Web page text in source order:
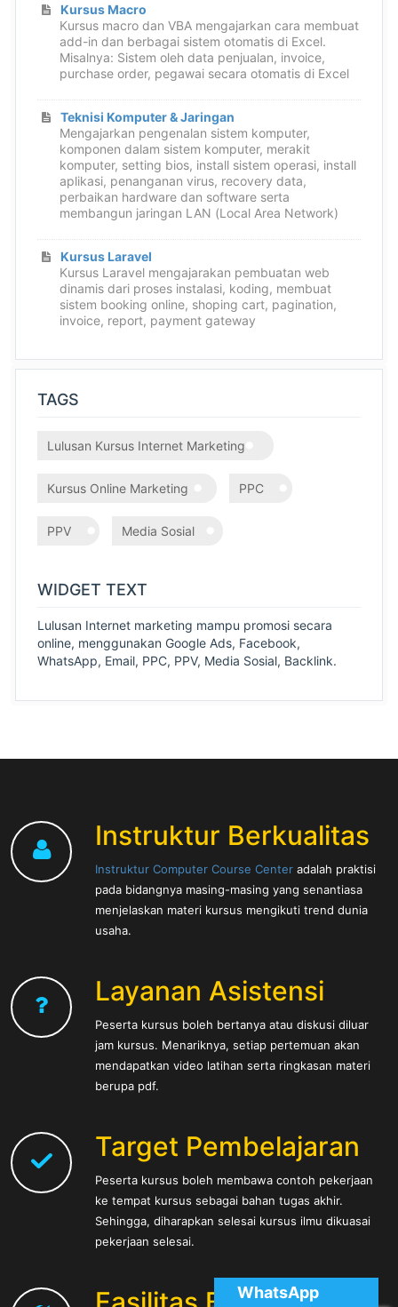
Kursus Macro
Kursus macro dan VBA mengajarkan cara membuat
add-in dan berbagai sistem otomatis di Excel.
Misalnya: Sistem oleh data penjualan, invoice,
purchase order, pegawai secara otomatis di Excel
Teknisi Komputer & Jaringan
Mengajarkan pengenalan sistem komputer,
komponen dalam sistem komputer, merakit
komputer, setting bios, install sistem operasi, install
aplikasi, penanganan virus, recovery data,
perbaikan hardware dan software serta
membangun jaringan LAN (Local Area Network)
Kursus Laravel
Kursus Laravel mengajarakan pembuatan web
dinamis dari proses instalasi, koding, membuat
sistem booking online, shoping cart, pagination,
invoice, report, payment gateway
TAGS
Lulusan Kursus Internet Marketing
Kursus Online Marketing PPC
PPV Media Sosial
WIDGET TEXT
Lulusan Internet marketing mampu promosi secara
online, menggunakan Google Ads, Facebook,
WhatsApp, Email, PPC, PPV, Media Sosial, Backlink.
Instruktur Berkualitas
Instruktur Computer Course Center adalah praktisi
pada bidangnya masing-masing yang senantiasa
menjelaskan materi kursus mengikuti trend dunia
usaha.
Layanan Asistensi
Peserta kursus boleh bertanya atau diskusi diluar
jam kursus. Menariknya, setiap pertemuan akan
mendapatkan video latihan serta ringkasan materi
berupa pdf.
Target Pembelajaran
Peserta kursus boleh membawa contoh pekerjaan
ke tempat kursus sebagai bahan tugas akhir.
Sehingga, diharapkan selesai kursus ilmu dikuasai
pekerjaan selesai.
WhatsApp